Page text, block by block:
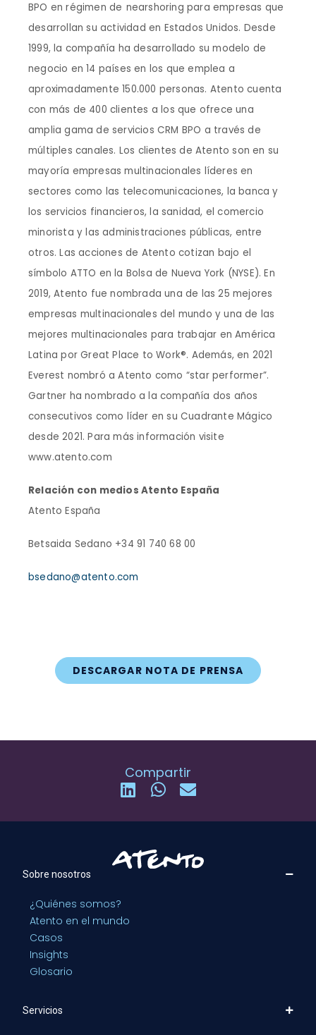
BPO en régimen de nearshoring para empresas que
desarrollan su actividad en Estados Unidos. Desde
1999, la compañía ha desarrollado su modelo de
negocio en 14 países en los que emplea a
aproximadamente 150.000 personas. Atento cuenta
con más de 400 clientes a los que ofrece una
amplia gama de servicios CRM BPO a través de
múltiples canales. Los clientes de Atento son en su
mayoría empresas multinacionales líderes en
sectores como las telecomunicaciones, la banca y
los servicios financieros, la sanidad, el comercio
minorista y las administraciones públicas, entre
otros. Las acciones de Atento cotizan bajo el
símbolo ATTO en la Bolsa de Nueva York (NYSE). En
2019, Atento fue nombrada una de las 25 mejores
empresas multinacionales del mundo y una de las
mejores multinacionales para trabajar en América
Latina por Great Place to Work®. Además, en 2021
Everest nombró a Atento como “star performer”.
Gartner ha nombrado a la compañía dos años
consecutivos como líder en su Cuadrante Mágico
desde 2021. Para más información visite
www.atento.com
Relación con medios Atento España
Atento España
Betsaida Sedano +34 91 740 68 00
bsedano@atento.com
DESCARGAR NOTA DE PRENSA
Compartir
Sobre nosotros
¿Quiénes somos?
Atento en el mundo
Casos
Insights
Glosario
Servicios